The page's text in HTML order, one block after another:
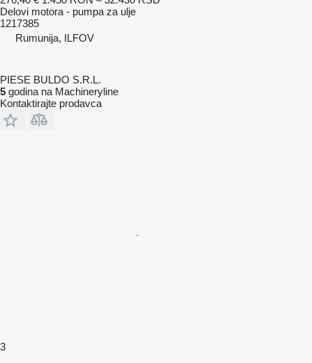
Delovi motora - pumpa za ulje
1217385
Rumunija, ILFOV
PIESE BULDO S.R.L.
5 godina na Machineryline
Kontaktirajte prodavca
3